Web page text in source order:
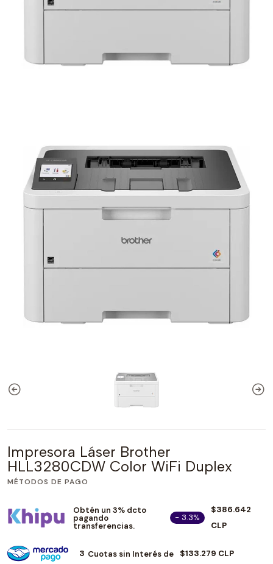
Impresora Láser Brother
HLL3280CDW Color WiFi Duplex
MÉTODOS DE PAGO
Obtén un 3% dcto
pagando
transferencias.
- 3.3%
$386.642
CLP
3 Cuotas sin Interés de $133.279 CLP